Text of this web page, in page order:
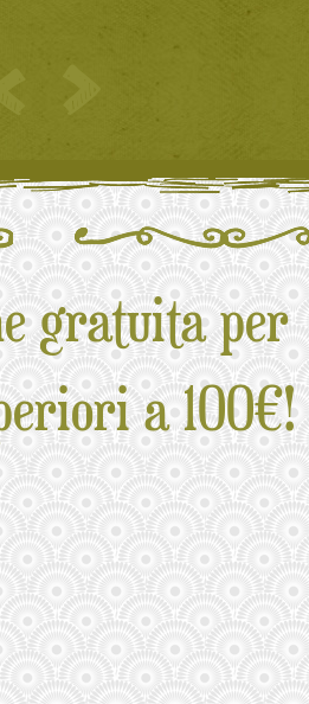
gratuita per
a 100€!